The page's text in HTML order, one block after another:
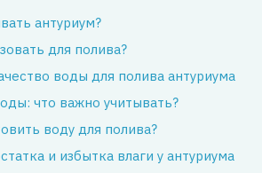
антуриум?
для полива?
воды для полива антуриума
что важно учитывать?
воду для полива?
и избытка влаги у антуриума